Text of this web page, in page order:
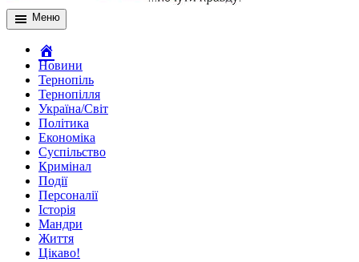
Меню
Новини
Тернопіль
Тернопілля
Україна/Світ
Політика
Економіка
Суспільство
Кримінал
Події
Персоналії
Історія
Мандри
Життя
Цікаво!